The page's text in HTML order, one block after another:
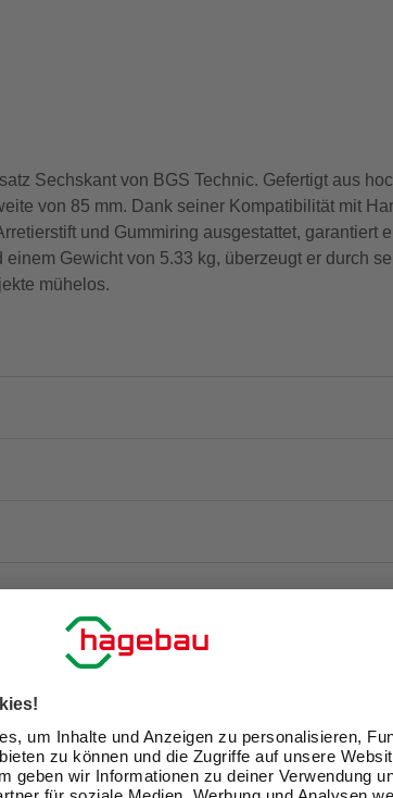
Sechskant von BGS Technic. Gefertigt aus
von 85 mm. Dank seiner Kompatibilität mit
und Gummiring ausgestattet, garantiert
Gewicht von 5.33 kg, überzeugt er durch
mühelos.